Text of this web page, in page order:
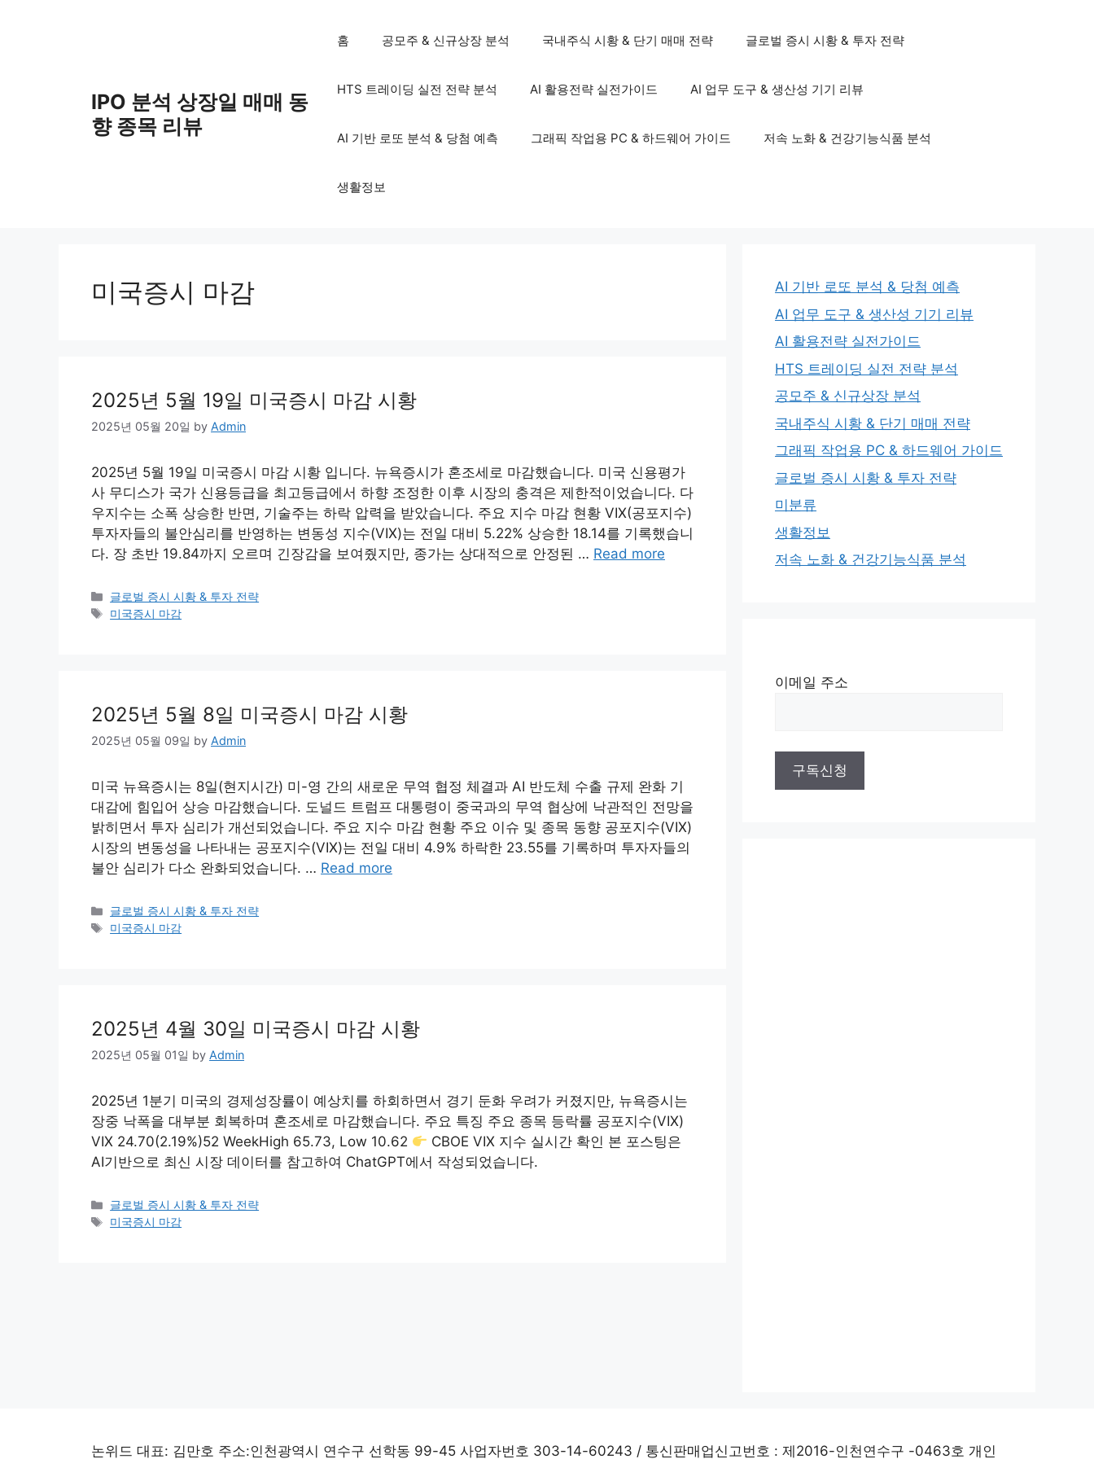
IPO 분석 상장일 매매 동
향 종목 리뷰
홈 공모주 & 신규상장 분석 국내주식 시황 & 단기 매매 전략 글로벌 증시 시황 & 투자 전략
HTS 트레이딩 실전 전략 분석 AI 활용전략 실전가이드 AI 업무 도구 & 생산성 기기 리뷰
AI 기반 로또 분석 & 당첨 예측 그래픽 작업용 PC & 하드웨어 가이드 저속 노화 & 건강기능식품 분석
생활정보
미국증시 마감
2025년 5월 19일 미국증시 마감 시황
2025년 05월 20일 by Admin
2025년 5월 19일 미국증시 마감 시황 입니다. 뉴욕증시가 혼조세로 마감했습니다. 미국 신용평가
사 무디스가 국가 신용등급을 최고등급에서 하향 조정한 이후 시장의 충격은 제한적이었습니다. 다
우지수는 소폭 상승한 반면, 기술주는 하락 압력을 받았습니다. 주요 지수 마감 현황 VIX(공포지수)
투자자들의 불안심리를 반영하는 변동성 지수(VIX)는 전일 대비 5.22% 상승한 18.14를 기록했습니
다. 장 초반 19.84까지 오르며 긴장감을 보여줬지만, 종가는 상대적으로 안정된 … Read more
Categories
글로벌 증시 시황 & 투자 전략
Tags
미국증시 마감
2025년 5월 8일 미국증시 마감 시황
2025년 05월 09일 by Admin
미국 뉴욕증시는 8일(현지시간) 미-영 간의 새로운 무역 협정 체결과 AI 반도체 수출 규제 완화 기
대감에 힘입어 상승 마감했습니다. 도널드 트럼프 대통령이 중국과의 무역 협상에 낙관적인 전망을
밝히면서 투자 심리가 개선되었습니다. 주요 지수 마감 현황 주요 이슈 및 종목 동향 공포지수(VIX)
시장의 변동성을 나타내는 공포지수(VIX)는 전일 대비 4.9% 하락한 23.55를 기록하며 투자자들의
불안 심리가 다소 완화되었습니다. … Read more
Categories
글로벌 증시 시황 & 투자 전략
Tags
미국증시 마감
2025년 4월 30일 미국증시 마감 시황
2025년 05월 01일 by Admin
2025년 1분기 미국의 경제성장률이 예상치를 하회하면서 경기 둔화 우려가 커졌지만, 뉴욕증시는
장중 낙폭을 대부분 회복하며 혼조세로 마감했습니다. 주요 특징 주요 종목 등락률 공포지수(VIX)
VIX 24.70(2.19%)52 WeekHigh 65.73, Low 10.62
CBOE VIX 지수 실시간 확인 본 포스팅은
AI기반으로 최신 시장 데이터를 참고하여 ChatGPT에서 작성되었습니다.
Categories
글로벌 증시 시황 & 투자 전략
Tags
미국증시 마감
AI 기반 로또 분석 & 당첨 예측
AI 업무 도구 & 생산성 기기 리뷰
AI 활용전략 실전가이드
HTS 트레이딩 실전 전략 분석
공모주 & 신규상장 분석
국내주식 시황 & 단기 매매 전략
그래픽 작업용 PC & 하드웨어 가이드
글로벌 증시 시황 & 투자 전략
미분류
생활정보
저속 노화 & 건강기능식품 분석
이메일 주소
논위드 대표: 김만호 주소:인천광역시 연수구 선학동 99-45 사업자번호 303-14-60243 / 통신판매업신고번호 : 제2016-인천연수구 -0463호 개인